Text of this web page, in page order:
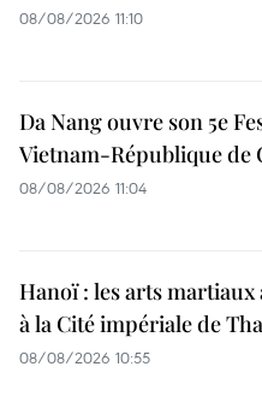
08/08/2026 11:10
Da Nang ouvre son 5e
Vietnam-République de
08/08/2026 11:04
Hanoï : les arts martiaux
à la Cité impériale de
08/08/2026 10:55